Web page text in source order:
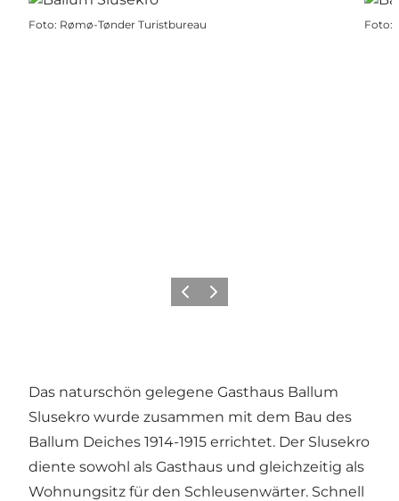
Foto: Rømø-Tønder Turistbureau Foto:
ZurückWeiter
Das naturschön gelegene Gasthaus Ballum
Slusekro wurde zusammen mit dem Bau des
Ballum Deiches 1914-1915 errichtet. Der Slusekro
diente sowohl als Gasthaus und gleichzeitig als
Wohnungsitz für den Schleusenwärter. Schnell